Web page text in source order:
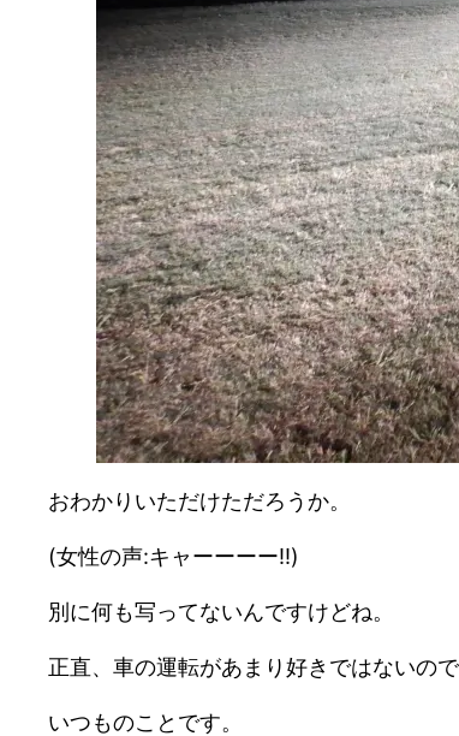
おわかりいただけただろうか。
(女性の声:キャーーーー!!)
別に何も写ってないんですけどね。
正直、車の運転があまり好きではないの
いつものことです。